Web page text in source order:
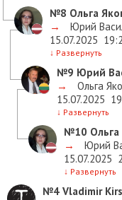
№8 Ольга
→
Юрий
15.07.2025
↓ Развернуть
№9 Юрий
→
Ольга
15.07.2025
↓ Развернуть
№10
→
Юрий
15.07.2025
↓ Развернуть
№4 Vladimir